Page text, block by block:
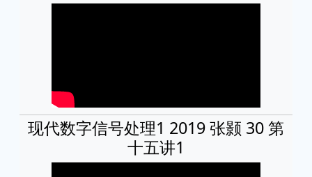
现代数字信号处理1 2019 张颢 30 第
十五讲1